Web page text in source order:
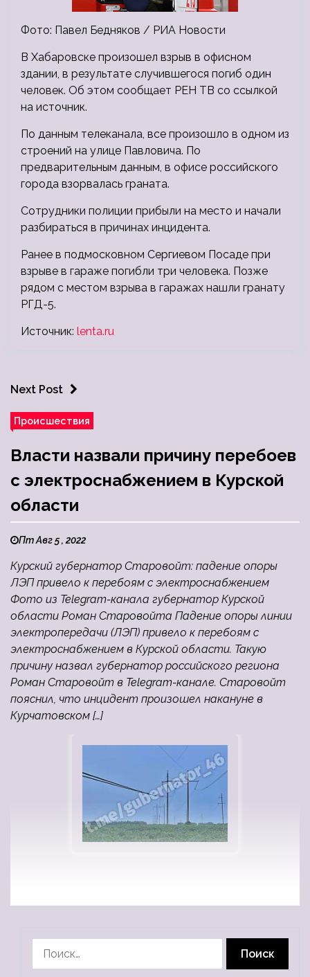
Фото: Павел Бедняков / РИА Новости
В Хабаровске произошел взрыв в офисном
здании, в результате случившегося погиб один
человек. Об этом сообщает РЕН ТВ со ссылкой
на источник.
По данным телеканала, все произошло в одном из
строений на улице Павловича. По
предварительным данным, в офисе российского
города взорвалась граната.
Сотрудники полиции прибыли на место и начали
разбираться в причинах инцидента.
Ранее в подмосковном Сергиевом Посаде при
взрыве в гараже погибли три человека. Позже
рядом с местом взрыва в гаражах нашли гранату
РГД-5.
Источник: lenta.ru
Next Post
Происшествия
Власти назвали причину перебоев
с электроснабжением в Курской
области
Пт Авг 5 , 2022
Курский губернатор Старовойт: падение опоры
ЛЭП привело к перебоям с электроснабжением
Фото из Telegram-канала губернатор Курской
области Роман Старовойта Падение опоры линии
электропередачи (ЛЭП) привело к перебоям с
электроснабжением в Курской области. Такую
причину назвал губернатор российского региона
Роман Старовойт в Telegram-канале. Старовойт
пояснил, что инцидент произошел накануне в
Курчатовском […]